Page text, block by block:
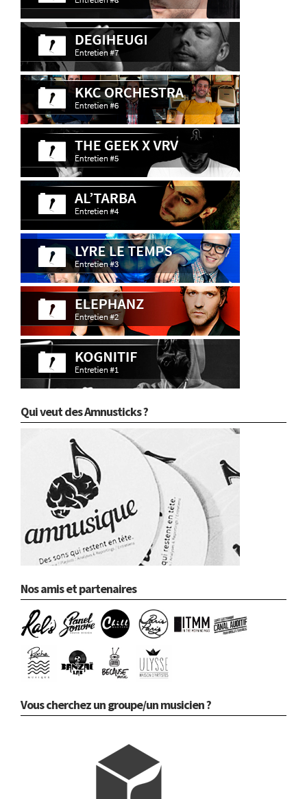
Qui veut des Amnusticks ?
Nos amis et partenaires
Vous cherchez un groupe/un musicien ?